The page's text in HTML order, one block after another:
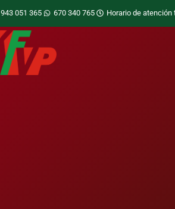
943 051 365 670 340 765 Horario de